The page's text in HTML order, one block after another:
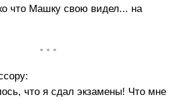
что Машку свою видел... на
• • •
что я сдал экзамены! Что мне